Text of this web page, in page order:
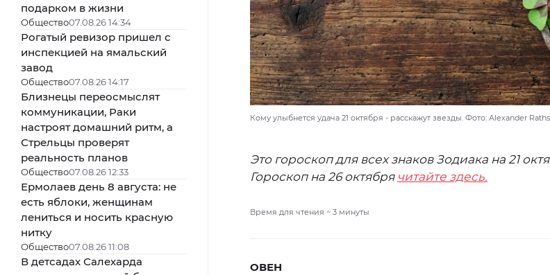
подарком в жизни
Общество07.08.26 14:34
Рогатый ревизор пришел с
инспекцией на ямальский
завод
Общество07.08.26 14:17
Близнецы переосмыслят
коммуникации, Раки
настроят домашний ритм, а
Стрельцы проверят
реальность планов
Общество07.08.26 12:33
Ермолаев день 8 августа: не
есть яблоки, женщинам
лениться и носить красную
нитку
Общество07.08.26 11:08
В детсадах Салехарда
Кому улыбнется удача 21 октября - расскажут звезды. Фото: Alexander
Это гороскоп для всех знаков Зодиака на 21
Гороскоп на 26 октября читайте здесь.
Время для чтения ~ 3 минуты
ОВЕН